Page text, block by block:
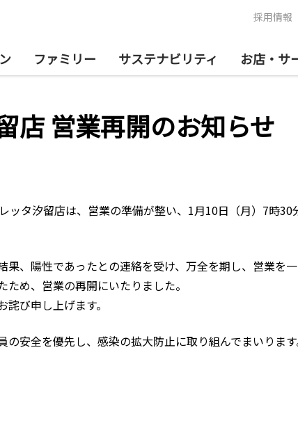
ファミリー サステナビリティ お店・サ
採用情報
店 営業再開のお知らせ
タ汐留店は、営業の準備が整い、1月10日（月）7時30
、陽性であったとの連絡を受け、万全を期し、営業を一
め、営業の再開にいたりました。
び申し上げます。
安全を優先し、感染の拡大防止に取り組んでまいります